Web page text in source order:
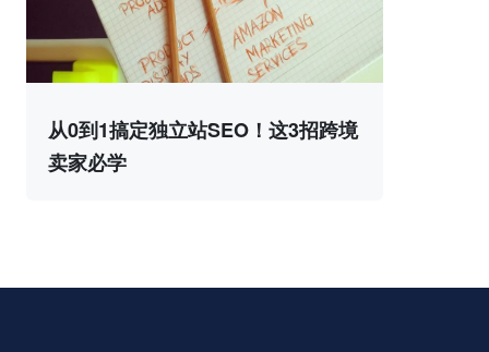
从0到1搞定独立站SEO！这3招跨境
卖家必学